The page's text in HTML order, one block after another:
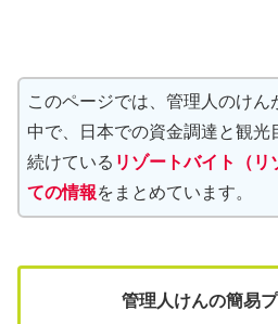
このページでは、管理人のけん
中で、日本での資金調達と観光
続けている リゾートバイト（リ
ての情報をまとめています。
管理人けんの簡易